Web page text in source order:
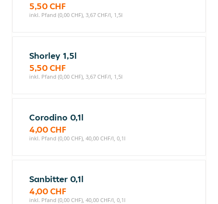
5,50 CHF
inkl. Pfand (0,00 CHF), 3,67 CHF/l, 1,5l
Shorley 1,5l
5,50 CHF
inkl. Pfand (0,00 CHF), 3,67 CHF/l, 1,5l
Corodino 0,1l
4,00 CHF
inkl. Pfand (0,00 CHF), 40,00 CHF/l, 0,1l
Sanbitter 0,1l
4,00 CHF
inkl. Pfand (0,00 CHF), 40,00 CHF/l, 0,1l